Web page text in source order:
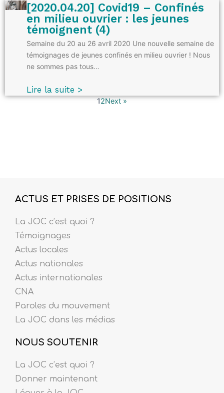
[2020.04.20] Covid19 – Confinés
en milieu ouvrier : les jeunes
témoignent (4)
Semaine du 20 au 26 avril 2020 Une nouvelle semaine de
témoignages de jeunes confinés en milieu ouvrier ! Nous
ne sommes pas tous…
Lire la suite >
12Next »
ACTUS ET PRISES DE POSITIONS
La JOC c’est quoi ?
Témoignages
Actus locales
Actus nationales
Actus internationales
CNA
Paroles du mouvement
La JOC dans les médias
NOUS SOUTENIR
La JOC c’est quoi ?
Donner maintenant